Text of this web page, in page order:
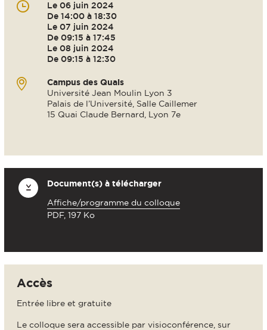
Le 06 juin 2024
De 14:00 à 18:30
Le 07 juin 2024
De 09:15 à 17:45
Le 08 juin 2024
De 09:15 à 12:30
Campus des Quais
Université Jean Moulin Lyon 3
Palais de l’Université, Salle Caillemer
15 Quai Claude Bernard, Lyon 7e
Document(s) à télécharger
Affiche/programme du colloque
PDF, 197 Ko
Accès
Entrée libre et gratuite
Le colloque sera accessible par visioconférence, sur